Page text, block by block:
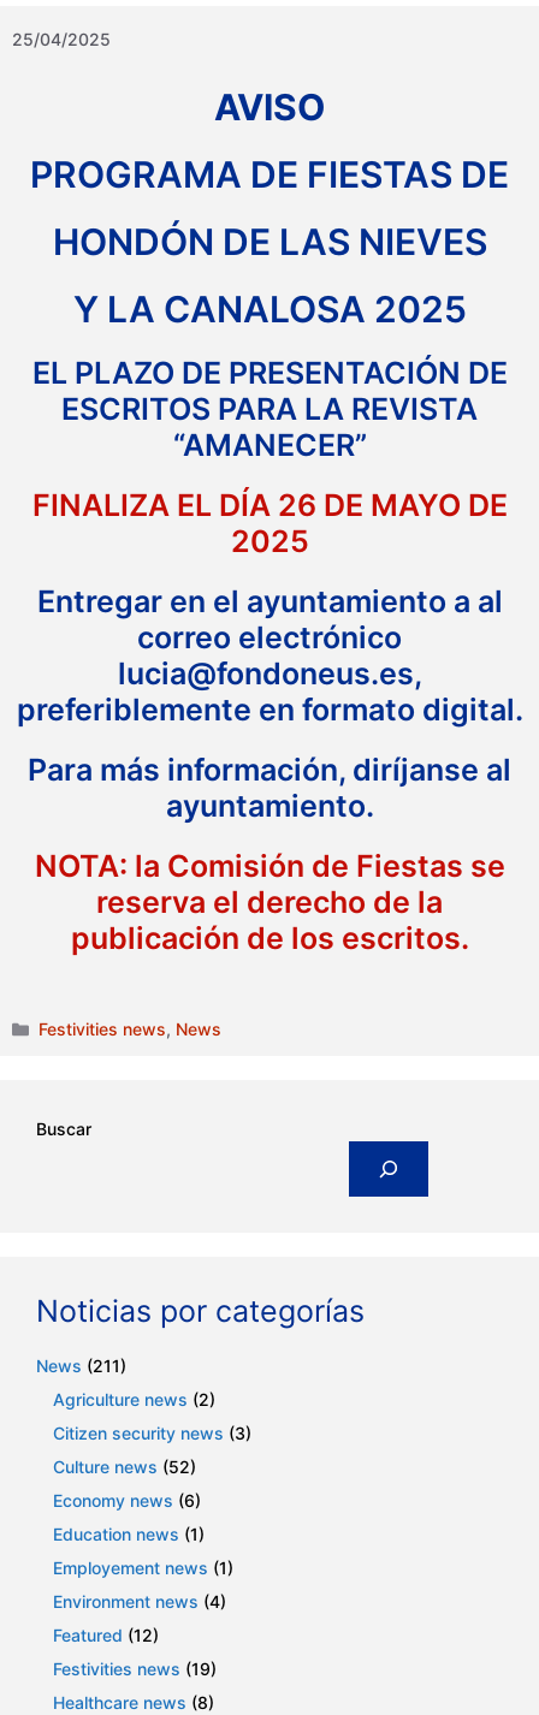
25/04/2025
AVISO
PROGRAMA DE FIESTAS DE
HONDÓN DE LAS NIEVES
Y LA CANALOSA 2025
EL PLAZO DE PRESENTACIÓN DE
ESCRITOS PARA LA REVISTA
“AMANECER”
FINALIZA EL DÍA 26 DE MAYO DE
2025
Entregar en el ayuntamiento a al
correo electrónico
lucia@fondoneus.es,
preferiblemente en formato digital.
Para más información, diríjanse al
ayuntamiento.
NOTA: la Comisión de Fiestas se
reserva el derecho de la
publicación de los escritos.
Categories
Festivities news, News
Buscar
Noticias por categorías
News (211)
Agriculture news (2)
Citizen security news (3)
Culture news (52)
Economy news (6)
Education news (1)
Employement news (1)
Environment news (4)
Featured (12)
Festivities news (19)
Healthcare news (8)